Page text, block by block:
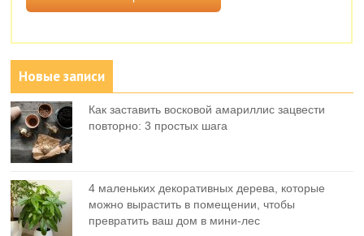
Новые записи
Как заставить восковой амариллис зацвести
повторно: 3 простых шага
4 маленьких декоративных дерева, которые
можно вырастить в помещении, чтобы
превратить ваш дом в мини-лес